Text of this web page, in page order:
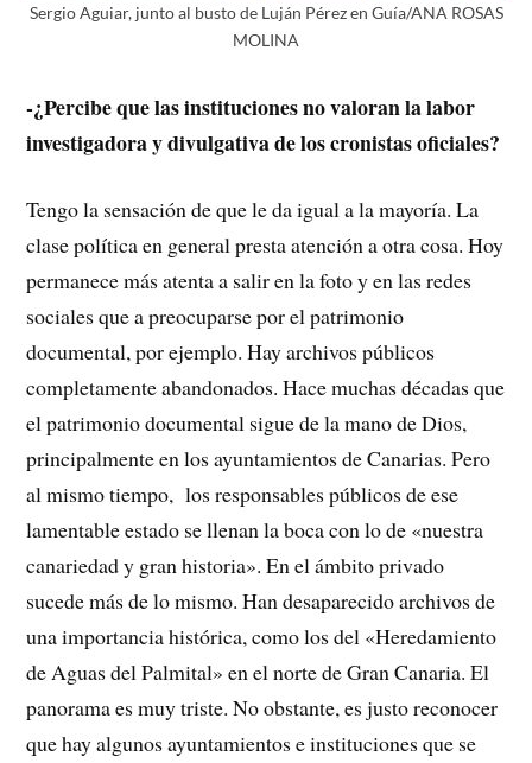
Sergio Aguiar, junto al busto de Luján Pérez en Guía/ANA ROSAS
MOLINA
-¿Percibe que las instituciones no valoran la labor
investigadora y divulgativa de los cronistas oficiales?
Tengo la sensación de que le da igual a la mayoría. La
clase política en general presta atención a otra cosa. Hoy
permanece más atenta a salir en la foto y en las redes
sociales que a preocuparse por el patrimonio
documental, por ejemplo. Hay archivos públicos
completamente abandonados. Hace muchas décadas que
el patrimonio documental sigue de la mano de Dios,
principalmente en los ayuntamientos de Canarias. Pero
al mismo tiempo, los responsables públicos de ese
lamentable estado se llenan la boca con lo de «nuestra
canariedad y gran historia». En el ámbito privado
sucede más de lo mismo. Han desaparecido archivos de
una importancia histórica, como los del «Heredamiento
de Aguas del Palmital» en el norte de Gran Canaria. El
panorama es muy triste. No obstante, es justo reconocer
que hay algunos ayuntamientos e instituciones que se